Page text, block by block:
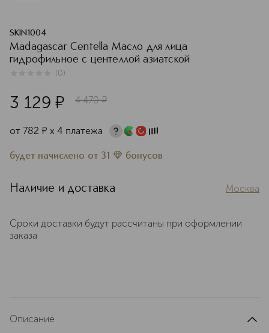
SKIN1004
Madagascar Centella Масло для лица
гидрофильное с центеллой азиатской
(0)
3 129 ¤ 4 470 ¤
от 782 ¤ х 4 платежа
будет начислено от 31 бонусов
Наличие и доставка Москва
Сроки доставки будут рассчитаны при оформлении
заказа
Описание